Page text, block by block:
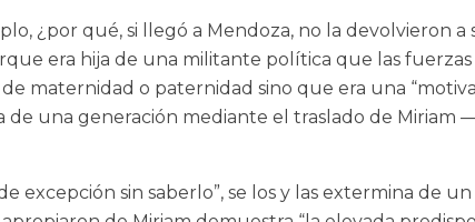
¿por qué, si llegó a Mendoza, no la devolvieron a
era hija de una militante política que las
maternidad o paternidad sino que era una
una generación mediante el traslado de Miriam
excepción sin saberlo”, se los y las extermina de un